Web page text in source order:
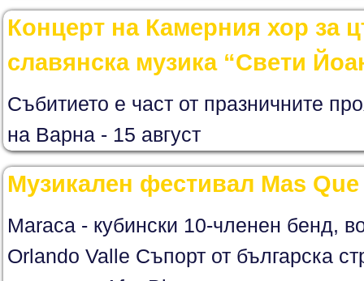
Концерт на Камерния хор за
славянска музика “Свети
Събитието е част от празничните
на Варна - 15 август
Музикален фестивал Mas
Maraca - кубински 10-членен бенд,
Orlando Valle Съпорт от българска